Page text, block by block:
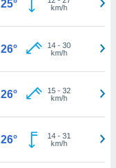
25°
km/h
26° 14- 30
km/h
26° 15- 32
km/h
26° 14- 31
km/h